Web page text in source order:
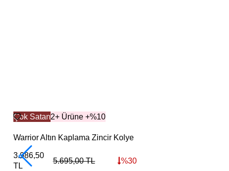
Çok Satan2+ Ürüne +%10
Warrior Altın Kaplama Zincir Kolye
3.986,50
TL
5.695,00TL %30